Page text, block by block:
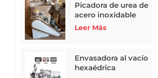
Picadora de urea de
acero inoxidable
304
Leer Más
Envasadora al vacío
hexaédrica